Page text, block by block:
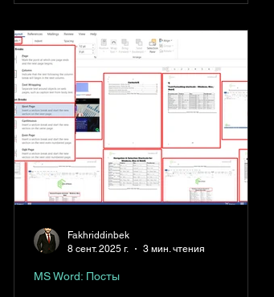
MS Word: Посты
Fakhriddinbek
8 сент. 2025 г.
3 мин. чтения